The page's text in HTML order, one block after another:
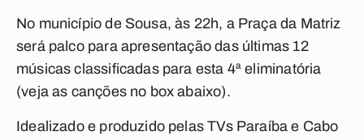
No município de Sousa, às 22h, a Praça da Matriz
será palco para apresentação das últimas 12
músicas classificadas para esta 4ª eliminatória
(veja as canções no box abaixo).
Idealizado e produzido pelas TVs Paraíba e Cabo